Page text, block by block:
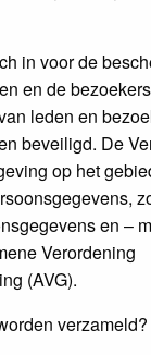
in voor de
en de
leden en
beveiligd. De
op het
en –
Verordening
(AVG).
verzameld?